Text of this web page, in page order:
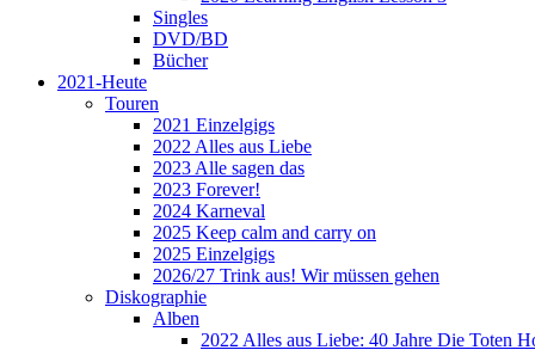
Singles
DVD/BD
Bücher
2021-Heute
Touren
2021 Einzelgigs
2022 Alles aus Liebe
2023 Alle sagen das
2023 Forever!
2024 Karneval
2025 Keep calm and carry on
2025 Einzelgigs
2026/27 Trink aus! Wir müssen gehen
Diskographie
Alben
2022 Alles aus Liebe: 40 Jahre Die Toten